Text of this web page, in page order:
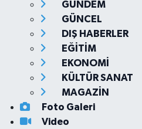
GÜNDEM
GÜNCEL
DIŞ HABERLER
EĞİTİM
EKONOMİ
KÜLTÜR SANAT
MAGAZİN
Foto Galeri
Video